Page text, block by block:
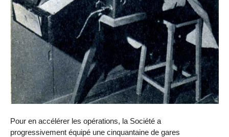
Pour en accélérer les opérations, la Société a
progressivement équipé une cinquantaine de gares